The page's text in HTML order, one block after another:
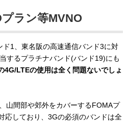
ラン等MVNO
ド1、東名阪の高速通信バンド3に対
するプラチナバンド(バンド19)にも
4G/LTEの使用は全く問題ないでしょ
山間部や郊外をカバーするFOMAプ
応しており、3Gの必須のバンドは全